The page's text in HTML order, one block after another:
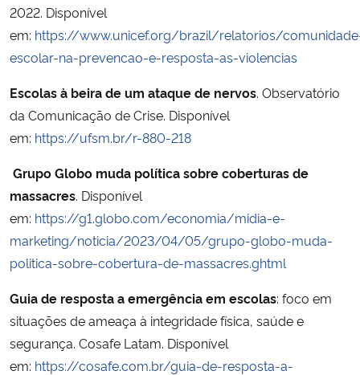
2022. Disponível
em: https://www.unicef.org/brazil/relatorios/
escolar-na-prevencao-e-resposta-as-violencias
Escolas à beira de um ataque de nervos. Observatório
da Comunicação de Crise. Disponível
em: https://ufsm.br/r-880-218
Grupo Globo muda política sobre coberturas de
massacres. Disponível
em: https://g1.globo.com/economia/midia-e-
marketing/noticia/2023/04/05/grupo-globo-muda-
politica-sobre-cobertura-de-massacres.ghtml
Guia de resposta a emergência em escolas: foco em
situações de ameaça à integridade física, saúde e
segurança. Cosafe Latam. Disponível
em: https://cosafe.com.br/guia-de-resposta-a-